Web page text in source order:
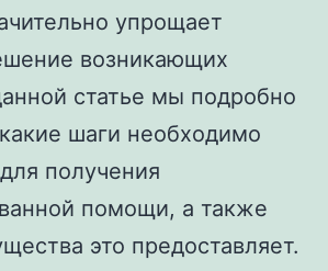
упрощает
возникающих
статье мы подробно
шаги необходимо
получения
помощи, а также
это предоставляет.